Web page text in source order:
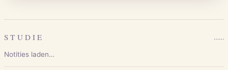
STUDIE ……
Notities laden…